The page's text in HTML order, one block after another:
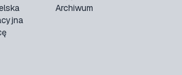
Archiwum